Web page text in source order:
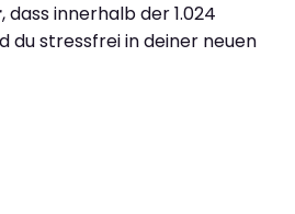
, dass innerhalb der 1.024
du stressfrei in deiner neuen